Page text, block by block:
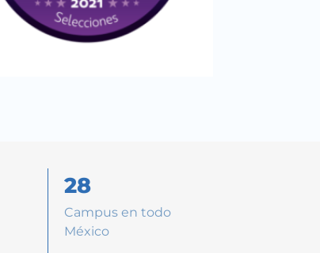
28
Campus en todo
México